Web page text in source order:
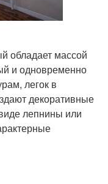
обладает массой
и одновременно
легок в
декоративные
лепнины или